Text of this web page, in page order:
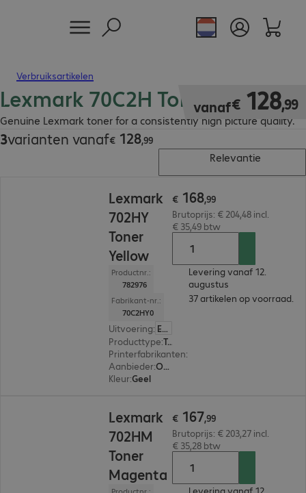
Verbruiksartikelen
Lexmark 70C2H Toner
Genuine Lexmark toner for a consistently high picture quality.
vanaf€ 128,99
€ 128,99
3varianten vanaf€ 128,99
€ 128,99
Relevantie
Lexmark
702HY
Toner
Yellow
Productnr.:
782976
Fabrikant-nr.:
70C2HY0
Uitvoering: Europa
Producttype: Toner
Printerfabrikanten:
Aanbieder:
Origineel
Kleur:Geel
€ 168,99
Brutoprijs: € 204,48 incl.
€ 35,49 btw
Levering vanaf 12.
augustus
37 artikelen op voorraad.
Lexmark
702HM
Toner
Magenta
€ 167,99
Brutoprijs: € 203,27 incl.
€ 35,28 btw
Levering vanaf 12.